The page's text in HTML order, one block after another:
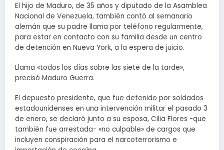
El hijo de Maduro, de 35 años y diputado de la Asamblea
Nacional de Venezuela, también contó al semanario
alemán que su padre llama por teléfono regularmente,
para estar en contacto con su familia desde un centro
de detención en Nueva York, a la espera de juicio.
Llama «todos los días sobre las siete de la tarde»,
precisó Maduro Guerra.
El depuesto presidente, que fue detenido por soldados
estadounidenses en una intervención militar el pasado 3
de enero, se declaró junto a su esposa, Cilia Flores -que
también fue arrestada- «no culpable» de cargos que
incluyen conspiración para el narcoterrorismo e